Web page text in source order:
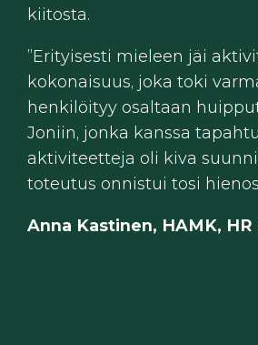
kiitosta.
”Erityisesti mieleen jäi
kokonaisuus, joka toki
henkilöityy osaltaan
Joniin, jonka kanssa
aktiviteetteja oli kiva
toteutus onnistui tosi
Anna Kastinen, HAMK,